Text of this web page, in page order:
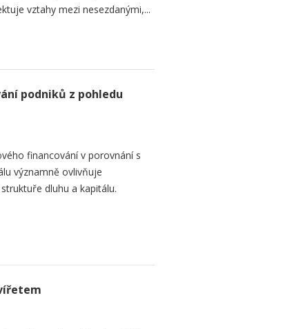
vztahy mezi nesezdanými,...
podniků z pohledu
financování v porovnání s
významně ovlivňuje
dluhu a kapitálu.